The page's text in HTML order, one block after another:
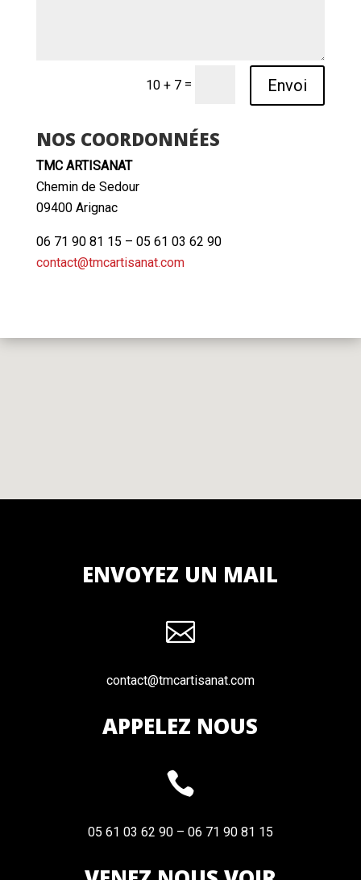
10 + 7 = Envoi
NOS COORDONNÉES
TMC ARTISANAT
Chemin de Sedour
09400 Arignac
06 71 90 81 15 – 05 61 03 62 90
contact@tmcartisanat.com
ENVOYEZ UN MAIL

contact@tmcartisanat.com
APPELEZ NOUS

05 61 03 62 90 – 06 71 90 81 15